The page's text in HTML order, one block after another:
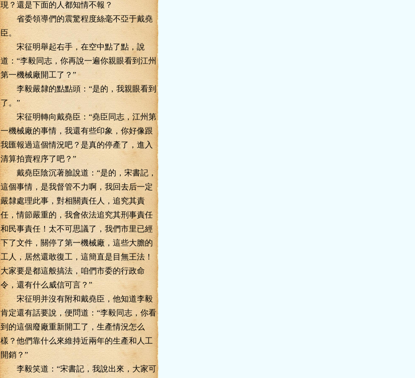
現？還是下面的人都知情不報？
省委領導們的震驚程度絲毫不亞于戴堯
臣。
宋征明舉起右手，在空中點了點，說
道：“李毅同志，你再說一遍你親眼看到江州
第一機械廠開工了？”
李毅嚴隸的點點頭：“是的，我親眼看到
了。”
宋征明轉向戴堯臣：“堯臣同志，江州第
一機械廠的事情，我還有些印象，你好像跟
我匯報過這個情況吧？是真的停產了，進入
清算拍賣程序了吧？”
戴堯臣陰沉著臉說道：“是的，宋書記，
這個事情，是我督管不力啊，我回去后一定
嚴隸處理此事，對相關責任人，追究其責
任，情節嚴重的，我會依法追究其刑事責任
和民事責任！太不可思議了，我們市里已經
下了文件，關停了第一機械廠，這些大膽的
工人，居然還敢復工，這簡直是目無王法！
大家要是都這般搞法，咱們市委的行政命
令，還有什么威信可言？”
宋征明并沒有附和戴堯臣，他知道李毅
肯定還有話要說，便問道：“李毅同志，你看
到的這個廢廠重新開工了，生產情況怎么
樣？他們靠什么來維持近兩年的生產和人工
開銷？”
李毅笑道：“宋書記，我說出來，大家可